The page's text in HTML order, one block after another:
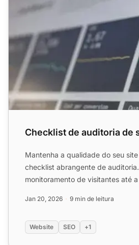
Checklist de auditoria de
Mantenha a qualidade do seu
checklist abrangente de
monitoramento de visitantes até
Jan 20, 2026 9 min de leitura
Website SEO +1